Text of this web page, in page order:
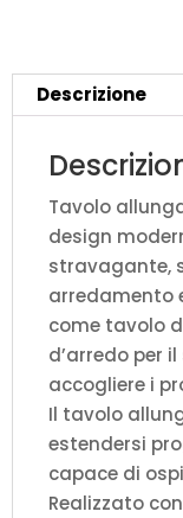
quantità
Descrizione
Tavolo
design
stravagante,
arredamento
come tavolo
d’arredo per
accogliere i
Il tavolo
estendersi
capace di
Realizzato